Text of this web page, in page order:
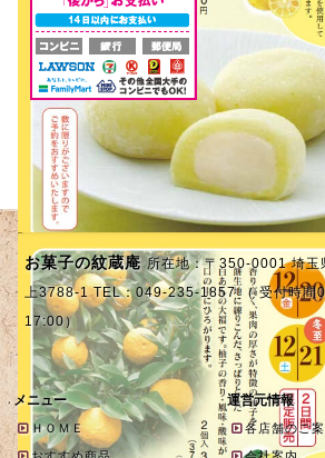
お菓子の紋蔵庵 所在地：〒350-0001 埼玉
上3788-1 TEL：049-235-1857 （ 受付時間
17:00）
メニュー
ＨＯＭＥ
運営元情報
各店舗のご